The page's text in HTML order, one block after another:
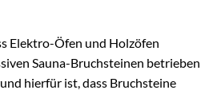
Elektro-Öfen und Holzöfen
Sauna-Bruchsteinen betrieben
hierfür ist, dass Bruchsteine